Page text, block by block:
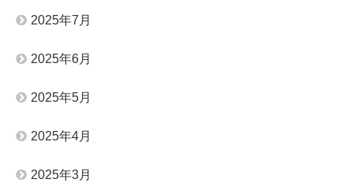
2025年7月
2025年6月
2025年5月
2025年4月
2025年3月